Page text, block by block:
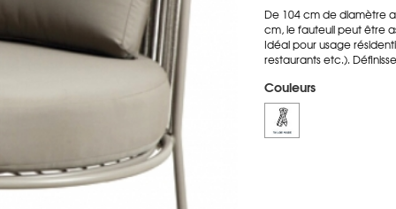
De 104 cm de diamètre
cm, le fauteuil peut être
Idéal pour usage
restaurants etc.).
Couleurs